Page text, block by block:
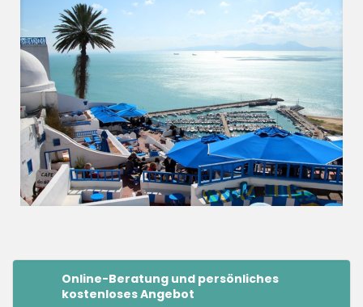
Online-Beratung und persönliches
kostenloses Angebot